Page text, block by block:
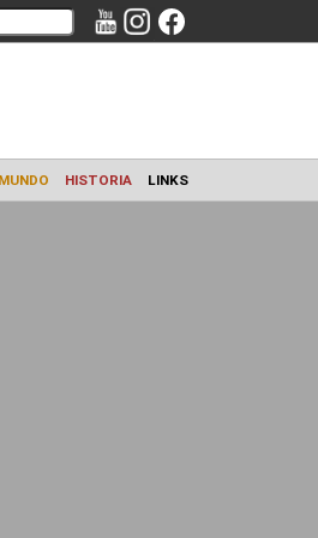
MONTAÑAS DEL MUNDO HISTORIA